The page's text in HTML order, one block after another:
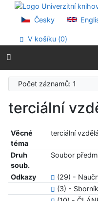
Přejít na obsah
Přejít na menu
Prohlášení o webové
Česky
V košíku (0)
Počet záznamů: 1
terciální
Věcné
téma
terciální
Druh
soub.
Soubor
Odkazy
(29) -
(3) -